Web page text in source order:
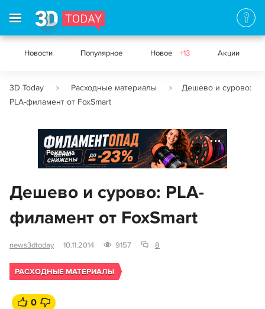
Новости Популярное Новое +13 Акции
3D Today Расходные материалы
Дешево и сурово:
PLA-филамент от FoxSmart
Реклама
Дешево и сурово: PLA-
филамент от FoxSmart
news3dtoday 10.11.2014 9157 8
РАСХОДНЫЕ МАТЕРИАЛЫ
0